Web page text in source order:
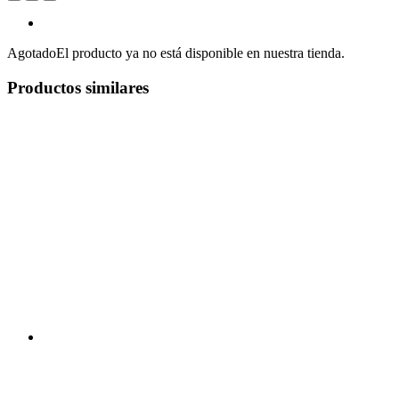
AgotadoEl producto ya no está disponible en nuestra tienda.
Productos similares